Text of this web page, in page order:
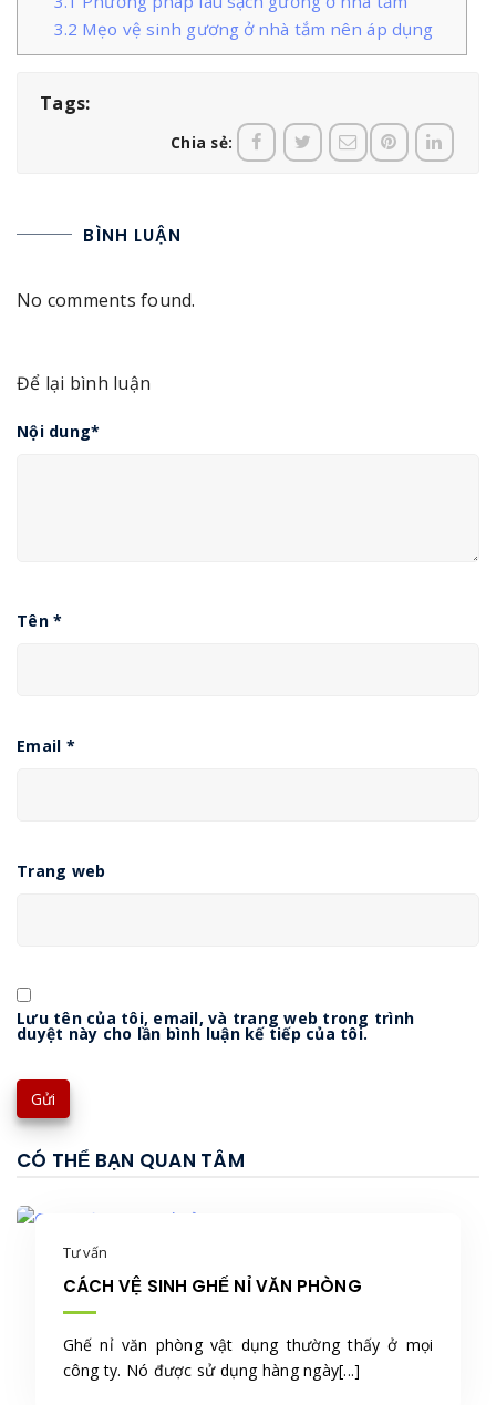
3.2 Mẹo vệ sinh gương ở nhà tắm nên áp dụng
Tags:
Chia sẻ:
BÌNH LUẬN
No comments found.
Để lại bình luận
Nội dung*
Tên *
Email *
Trang web
Lưu tên của tôi, email, và trang web trong trình
duyệt này cho lần bình luận kế tiếp của tôi.
CÓ THỂ BẠN QUAN TÂM
Tư vấn
CÁCH VỆ SINH GHẾ NỈ VĂN PHÒNG
Ghế nỉ văn phòng vật dụng thường thấy ở mọi
công ty. Nó được sử dụng hàng ngày[...]